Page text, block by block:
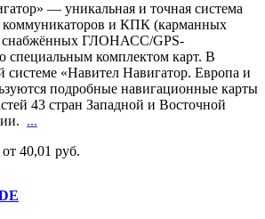
— уникальная и точная система
коммуникаторов и КПК (карманных
снабжённых ГЛОНАСС/GPS-
специальным комплектом карт. В
системе «Навител Навигатор. Европа и
подробные навигационные карты
43 стран Западной и Восточной
...
от 40,01 руб.